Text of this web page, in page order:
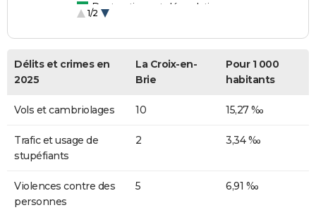
Destructions et dégradations
1/2
Délits et crimes en
2025
La Croix-en-
Brie
Pour 1 000
habitants
Vols et cambriolages 10 15,27 ‰
Trafic et usage de
stupéfiants
2 3,34 ‰
Violences contre des
personnes
5 6,91 ‰